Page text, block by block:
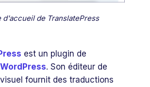
d'accueil de TranslatePress
est un plugin de
WordPress. Son éditeur de
fournit des traductions